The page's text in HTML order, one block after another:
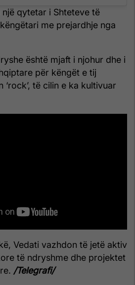
një qytetar i Shteteve të
me prejardhje nga
është mjaft i njohur dhe i
për këngët e tij
‘rock’, të cilin e ka kultivuar
Vedati vazhdon të jetë aktiv
të ndryshme dhe projektet
/Telegrafi/